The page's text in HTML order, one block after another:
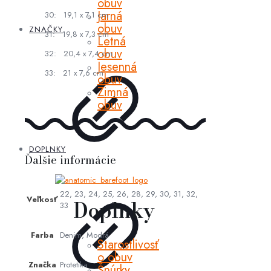
ZNAČKY
Jarná
obuv
Letná
obuv
Jesenná
obuv
Zimná
obuv
DOPLNKY
Doplnky
Starostlivosť
o obuv
30: 19,1 x 7,1 cm
31: 19,8 x 7,3 cm
32: 20,4 x 7,4 cm
33: 21 x 7,6 cm
Ďalšie informácie
Veľkosť 22, 23, 24, 25, 26, 28, 29, 30, 31, 32,
33
Farba Denim, Modrá
Značka Protetika